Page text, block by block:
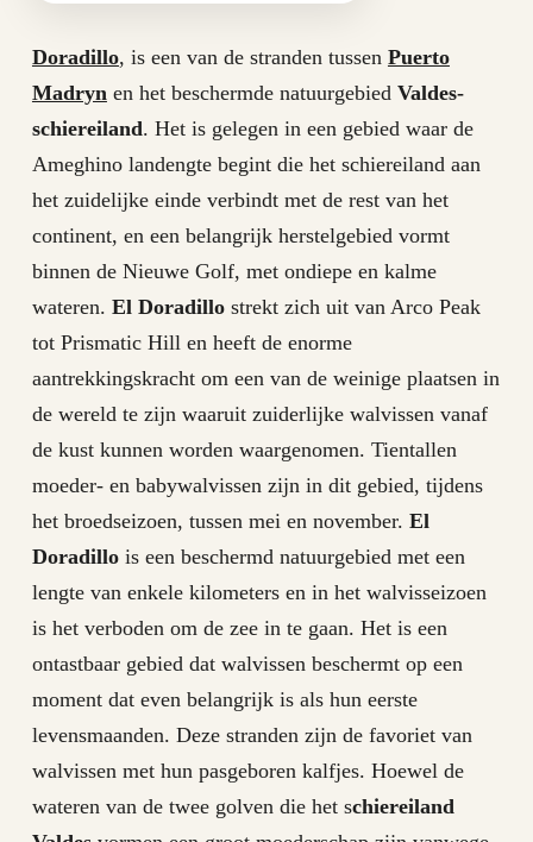
Doradillo, is een van de stranden tussen Puerto
Madryn en het beschermde natuurgebied Valdes-
schiereiland. Het is gelegen in een gebied waar de
Ameghino landengte begint die het schiereiland aan
het zuidelijke einde verbindt met de rest van het
continent, en een belangrijk herstelgebied vormt
binnen de Nieuwe Golf, met ondiepe en kalme
wateren. El Doradillostrekt zich uit van Arco Peak
tot Prismatic Hill en heeft de enorme
aantrekkingskracht om een ​​van de weinige plaatsen in
de wereld te zijn waaruit zuiderlijke walvissen vanaf
de kust kunnen worden waargenomen. Tientallen
moeder- en babywalvissen zijn in dit gebied, tijdens
het broedseizoen, tussen mei en november. El
Doradillois een beschermd natuurgebied met een
lengte van enkele kilometers en in het walvisseizoen
is het verboden om de zee in te gaan. Het is een
ontastbaar gebied dat walvissen beschermt op een
moment dat even belangrijk is als hun eerste
levensmaanden. Deze stranden zijn de favoriet van
walvissen met hun pasgeboren kalfjes. Hoewel de
wateren van de twee golven die het schiereiland